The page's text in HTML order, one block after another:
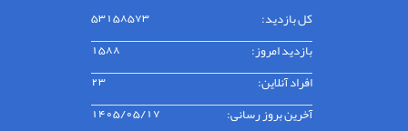
کل بازدید: 53158573
بازدید امروز: 1588
افراد آنلاین: 23
آخرین بروز رسانی: 1405/05/17